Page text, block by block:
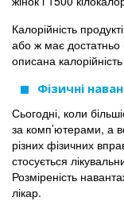
Калорійність
або ж має достатньо
описана
Фізичні
Сьогодні, коли
за комп’ютерами, а
різних фізичних
стосується
Розміреність
лікар.